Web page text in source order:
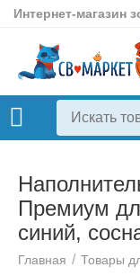
Интернет-магазин
Премиум
синий,
Главная / Товары